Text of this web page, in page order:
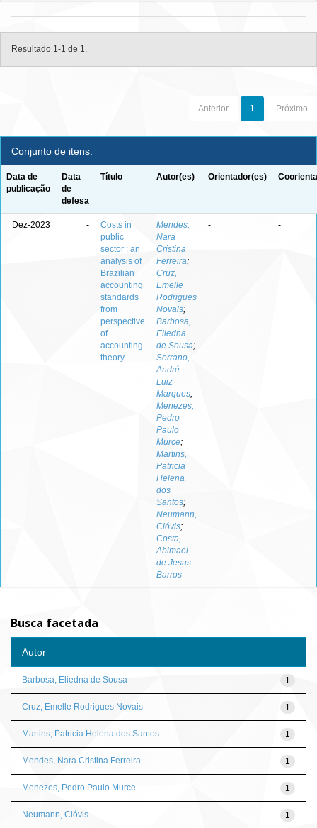
Resultado 1-1 de 1.
Anterior 1 Próximo
Conjunto de itens:
Data de
publicação
Data
de
defesa
Título Autor(es) Orientador(es)
Dez-2023 -
Costs in
public
sector : an
analysis of
Brazilian
accounting
standards
from
perspective
of
accounting
theory
Mendes,
Nara
Cristina
Ferreira;
Cruz,
Emelle
Rodrigues
Novais;
Barbosa,
Eliedna
de Sousa;
Serrano,
André
Luiz
Marques;
Menezes,
Pedro
Paulo
Murce;
Martins,
Patricia
Helena
dos
Santos;
Neumann,
Clóvis;
Costa,
Abimael
de Jesus
Barros
- -
Busca facetada
Autor
1
Barbosa, Eliedna de Sousa
1
Cruz, Emelle Rodrigues Novais
1
Martins, Patricia Helena dos Santos
1
Mendes, Nara Cristina Ferreira
1
Menezes, Pedro Paulo Murce
1
Neumann, Clóvis